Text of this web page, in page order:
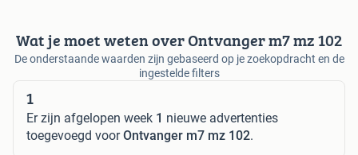
Wat je moet weten over Ontvanger m7 mz 102
De onderstaande waarden zijn gebaseerd op je zoekopdracht en de
ingestelde filters
1
Er zijn afgelopen week 1 nieuwe advertenties
toegevoegd voorOntvanger m7 mz 102.